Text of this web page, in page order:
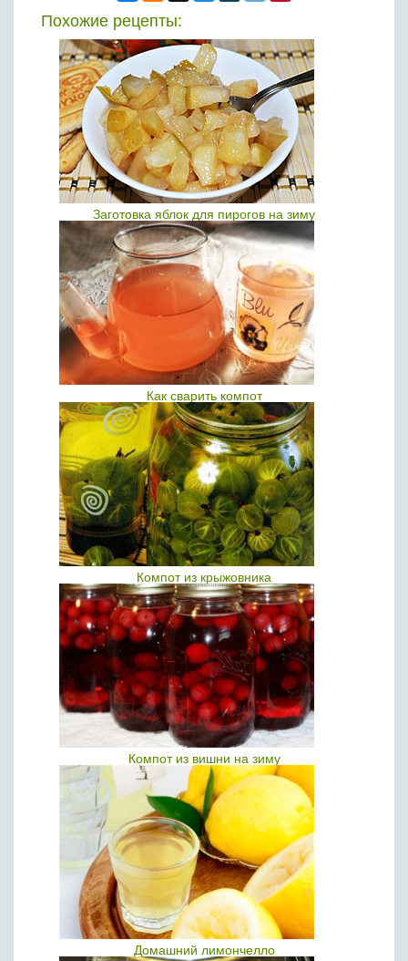
Похожие рецепты:
Заготовка яблок для пирогов на зиму
Как сварить компот
Компот из крыжовника
Компот из вишни на зиму
Домашний лимончелло